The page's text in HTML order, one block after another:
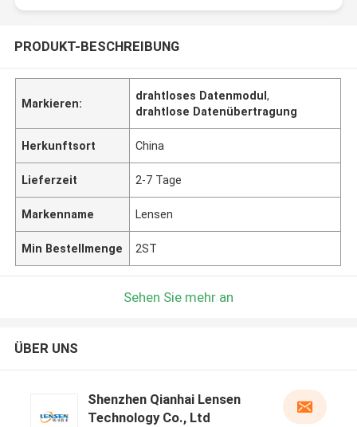
PRODUKT-BESCHREIBUNG
Markieren:
drahtloses Datenmodul,
drahtlose Datenübertragung
Herkunftsort China
Lieferzeit 2-7 Tage
Markenname Lensen
Min Bestellmenge 2ST
Sehen Sie mehr an
ÜBER UNS
Shenzhen Qianhai Lensen
Technology Co., Ltd